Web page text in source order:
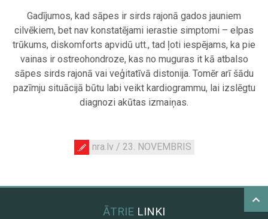
Gadījumos, kad sāpes ir sirds rajonā gados jauniem
cilvēkiem, bet nav konstatējami ierastie simptomi – elpas
trūkums, diskomforts apvidū utt., tad ļoti iespējams, ka pie
vainas ir ostreohondroze, kas no muguras it kā atbalso
sāpes sirds rajonā vai veģitatīvā distonija. Tomēr arī šādu
pazīmju situācijā būtu labi veikt kardiogrammu, lai izslēgtu
diagnozi akūtas izmaiņas.
nra.lv / 23. NOVEMBRIS
ĀTRIE LINKI